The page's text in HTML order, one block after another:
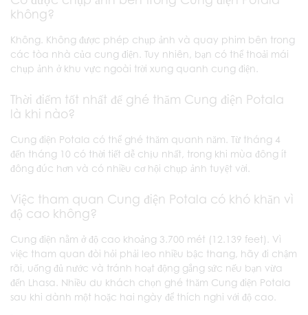
không?
Không. Không được phép chụp ảnh và quay phim bên trong
các tòa nhà của cung điện. Tuy nhiên, bạn có thể thoải mái
chụp ảnh ở khu vực ngoài trời xung quanh cung điện.
Thời điểm tốt nhất để ghé thăm Cung điện Potala
là khi nào?
Cung điện Potala có thể ghé thăm quanh năm. Từ tháng 4
đến tháng 10 có thời tiết dễ chịu nhất, trong khi mùa đông ít
đông đúc hơn và có nhiều cơ hội chụp ảnh tuyệt vời.
Việc tham quan Cung điện Potala có khó khăn vì
độ cao không?
Cung điện nằm ở độ cao khoảng 3.700 mét (12.139 feet). Vì
việc tham quan đòi hỏi phải leo nhiều bậc thang, hãy đi chậm
rãi, uống đủ nước và tránh hoạt động gắng sức nếu bạn vừa
đến Lhasa. Nhiều du khách chọn ghé thăm Cung điện Potala
sau khi dành một hoặc hai ngày để thích nghi với độ cao.